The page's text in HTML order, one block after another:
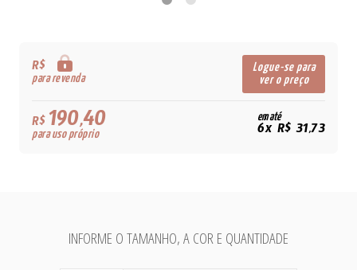
R$
para revenda
Logue-se para
ver o preço
R$190,40
para uso próprio
em até
6x R$ 31,73
INFORME O TAMANHO, A COR E QUANTIDADE